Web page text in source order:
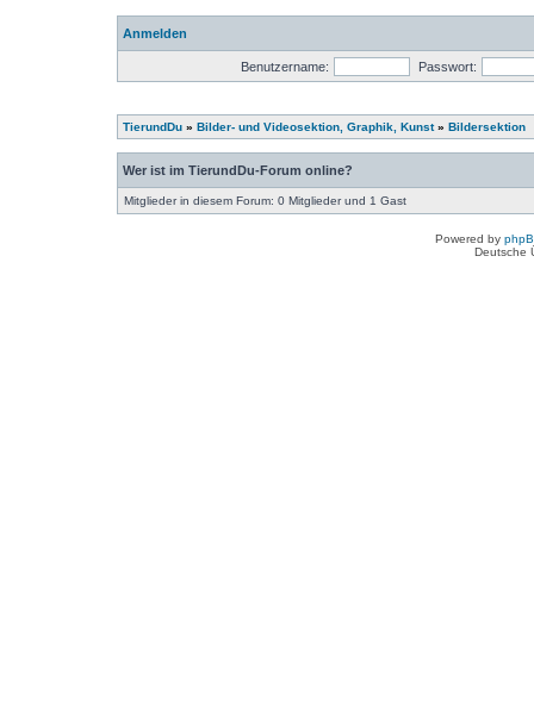
Anmelden
Benutzername: Passwort:
TierundDu » Bilder- und Videosektion, Graphik, Kunst» Bildersektion
Wer ist im TierundDu-Forum online?
Mitglieder in diesem Forum: 0 Mitglieder und 1 Gast
Powered by
Deutsche